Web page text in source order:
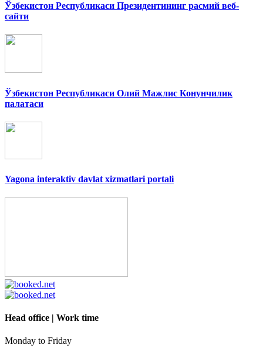
Ўзбекистон Республикаси Президентининг расмий веб-
сайти
Ўзбекистон Республикаси Олий Мажлис Конунчилик
палатаси
Yagona interaktiv davlat xizmatlari portali
Head office | Work time
Monday to Friday